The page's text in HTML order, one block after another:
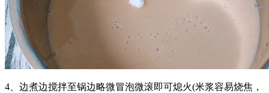
4、边煮边搅拌至锅边略微冒泡微滚即可熄火(米浆容易烧焦，